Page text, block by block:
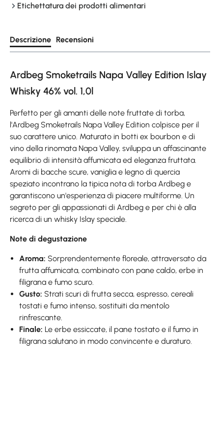
Etichettatura dei prodotti alimentari
Descrizione Recensioni
Ardbeg Smoketrails Napa Valley Edition Islay
Whisky 46% vol. 1,0l
Perfetto per gli amanti delle note fruttate di torba,
l'Ardbeg Smoketrails Napa Valley Edition colpisce per il
suo carattere unico. Maturato in botti ex bourbon e di
vino della rinomata Napa Valley, sviluppa un affascinante
equilibrio di intensità affumicata ed eleganza fruttata.
Aromi di bacche scure, vaniglia e legno di quercia
speziato incontrano la tipica nota di torba Ardbeg e
garantiscono un'esperienza di piacere multiforme. Un
segreto per gli appassionati di Ardbeg e per chi è alla
ricerca di un whisky Islay speciale.
Note di degustazione
Aroma: Sorprendentemente floreale, attraversato da
frutta affumicata, combinato con pane caldo, erbe in
filigrana e fumo scuro.
Gusto: Strati scuri di frutta secca, espresso, cereali
tostati e fumo intenso, sostituiti da mentolo
rinfrescante.
Finale: Le erbe essiccate, il pane tostato e il fumo in
filigrana salutano in modo convincente e duraturo.